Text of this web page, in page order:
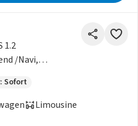
1.2
/Navi,
Sofort
Limousine